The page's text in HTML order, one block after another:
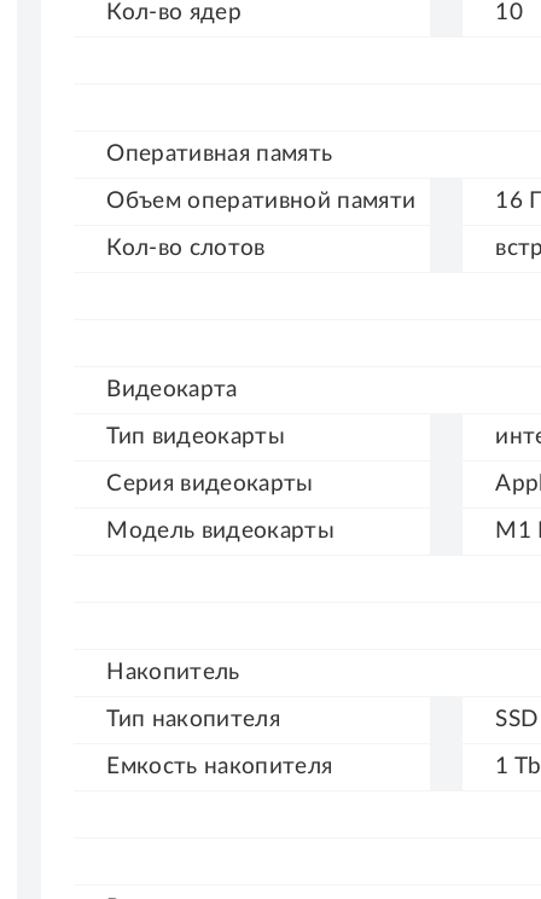
Кол-во ядер 10
Оперативная память
Объем оперативной памяти 16
Кол-во слотов
Видеокарта
Тип видеокарты
Серия видеокарты
Модель видеокарты M1
Накопитель
Тип накопителя SSD
Емкость накопителя 1 Tb